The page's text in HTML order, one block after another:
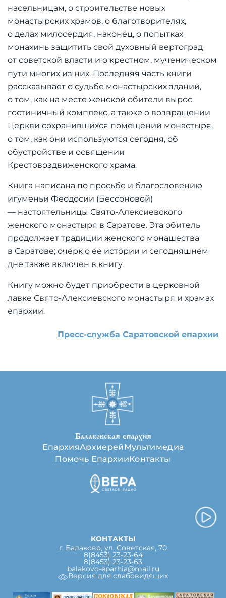
насельницам, о строительстве новых
монастырских храмов, о благотворителях,
о делах милосердия, наконец, о попытках
монахинь защитить свой духовный вертоград
от советской власти и о крестном, мученическом
пути многих из них. Последняя часть книги
рассказывает о судьбе монастырских зданий,
о том, как на месте женской обители вырос
гостиничный комплекс, а также о возвращении
Церкви сохранившихся помещений монастыря,
о том, как они используются сегодня, об
обустройстве и освящении
Крестовоздвиженского храма.
Книга написана по просьбе и благословению
игуменьи Феодосии (Бессоновой)
— настоятельницы Свято-Алексиевского
женского монастыря в Саратове. Эта обитель
продолжает традиции женского монашества
в Саратове; очерк о ее истории и сегодняшнем
дне также включен в книгу.
Книгу можно будет приобрести в церковной
лавке Свято-Алексиевского монастыря и храмах
епархии.
Пресс-служба Саратовской епархии
Балаковская епархия
ЕпархияАрхиерейМультимедиа
Помочь ЕпархииКонтакты
КОНТАКТЫ
г. Балаково, ул. Советская, 70
8(8453) 23-23-64
8(8453) 23-23-63
balakovo-eparhia@mail.ru
Версия для слабовидящих